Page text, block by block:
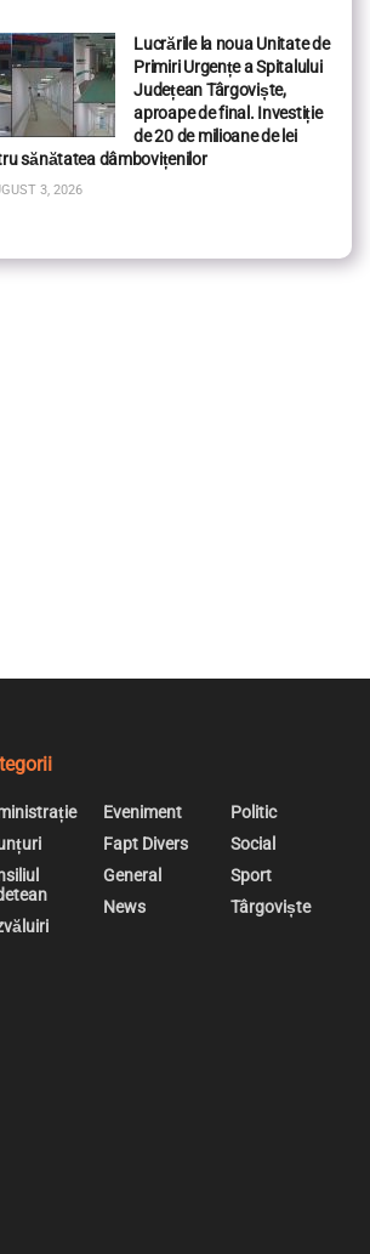
Lucrările la noua Unitate de
Primiri Urgențe a Spitalului
Județean Târgoviște,
aproape de final. Investiție
de 20 de milioane de lei
sănătatea dâmbovițenilor
3, 2026
Eveniment
Fapt Divers
General
News
Politic
Social
Sport
Târgoviște